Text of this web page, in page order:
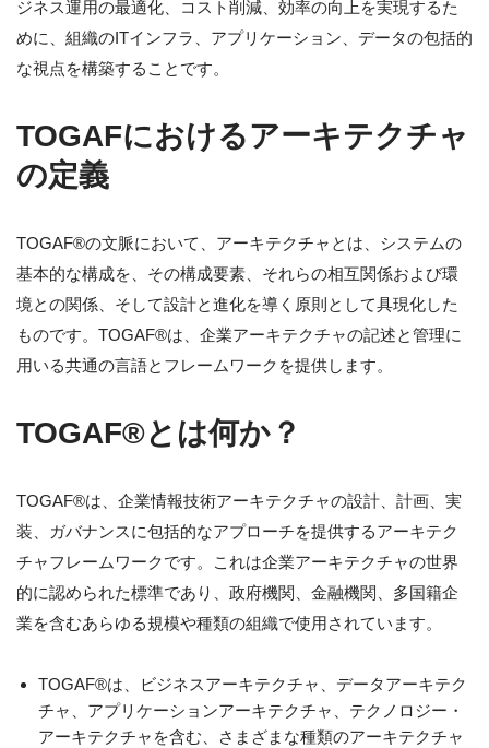
ジネス運用の最適化、コスト削減、効率の向上を実現するた
めに、組織のITインフラ、アプリケーション、データの包括的
な視点を構築することです。
TOGAFにおけるアーキテクチャ
の定義
TOGAF®の文脈において、アーキテクチャとは、システムの
基本的な構成を、その構成要素、それらの相互関係および環
境との関係、そして設計と進化を導く原則として具現化した
ものです。TOGAF®は、企業アーキテクチャの記述と管理に
用いる共通の言語とフレームワークを提供します。
TOGAF®とは何か？
TOGAF®は、企業情報技術アーキテクチャの設計、計画、実
装、ガバナンスに包括的なアプローチを提供するアーキテク
チャフレームワークです。これは企業アーキテクチャの世界
的に認められた標準であり、政府機関、金融機関、多国籍企
業を含むあらゆる規模や種類の組織で使用されています。
TOGAF®は、ビジネスアーキテクチャ、データアーキテク
チャ、アプリケーションアーキテクチャ、テクノロジー・
アーキテクチャを含む、さまざまな種類のアーキテクチャ